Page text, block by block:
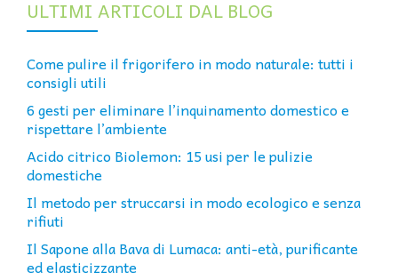
ULTIMI ARTICOLI DAL BLOG
Come pulire il frigorifero in modo naturale: tutti i
consigli utili
6 gesti per eliminare l’inquinamento domestico e
rispettare l’ambiente
Acido citrico Biolemon: 15 usi per le pulizie
domestiche
Il metodo per struccarsi in modo ecologico e senza
rifiuti
Il Sapone alla Bava di Lumaca: anti-età, purificante
ed elasticizzante